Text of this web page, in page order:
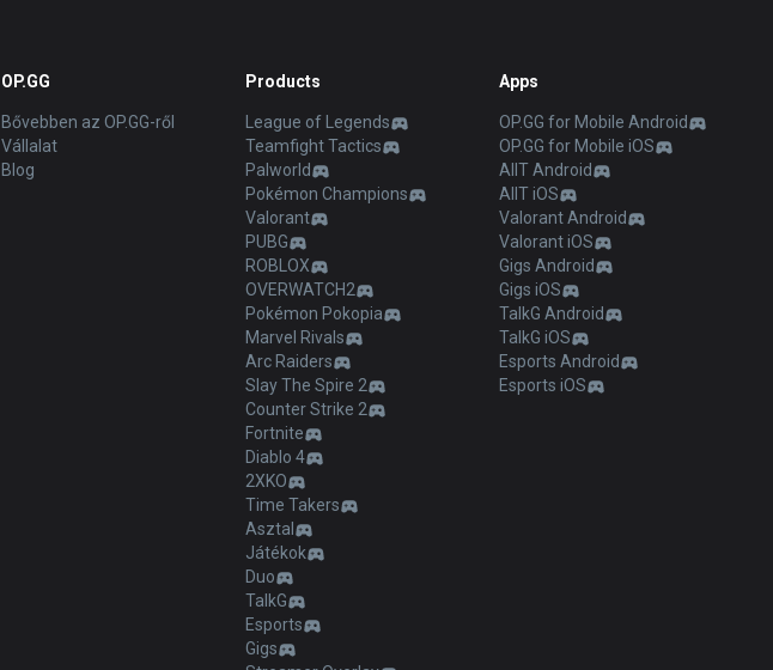
OP.GG
Bővebben az OP.GG-ről
Vállalat
Blog
Products
League of Legends
Teamfight Tactics
Palworld
Pokémon Champions
Valorant
PUBG
ROBLOX
OVERWATCH2
Pokémon Pokopia
Marvel Rivals
Arc Raiders
Slay The Spire 2
Counter Strike 2
Fortnite
Diablo 4
2XKO
Time Takers
Asztal
Játékok
Duo
TalkG
Esports
Gigs
Apps
OP.GG for Mobile Android
OP.GG for Mobile iOS
AllT Android
AllT iOS
Valorant Android
Valorant iOS
Gigs Android
Gigs iOS
TalkG Android
TalkG iOS
Esports Android
Esports iOS